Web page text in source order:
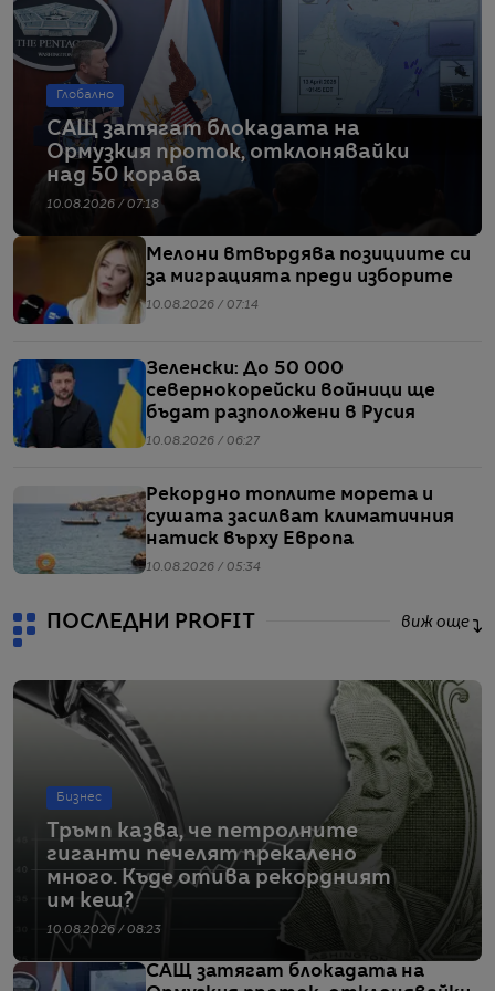
Глобално
САЩ затягат блокадата на
Ормузкия проток, отклонявайки
над 50 кораба
10.08.2026 / 07:18
Мелони втвърдява позициите си
за миграцията преди изборите
10.08.2026 / 07:14
Зеленски: До 50 000
севернокорейски войници ще
бъдат разположени в Русия
10.08.2026 / 06:27
Рекордно топлите морета и
сушата засилват климатичния
натиск върху Европа
10.08.2026 / 05:34
ПОСЛЕДНИ PROFIT виж още
Бизнес
Тръмп казва, че петролните
гиганти печелят прекалено
много. Къде отива рекордният
им кеш?
10.08.2026 / 08:23
САЩ затягат блокадата на